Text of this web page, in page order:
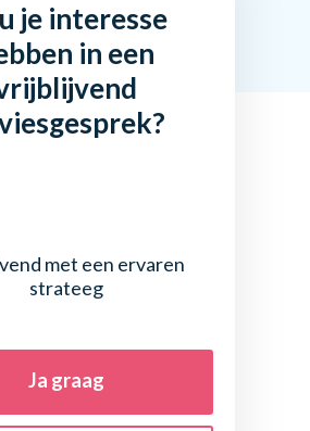
je interesse
in een
met een ervaren
strateeg
Ja graag